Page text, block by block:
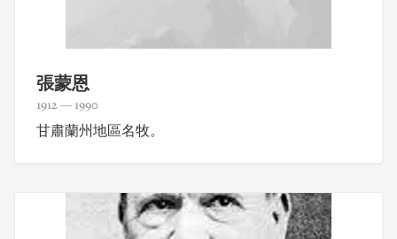
張蒙恩
1912 — 1990
甘肅蘭州地區名牧。